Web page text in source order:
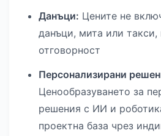
Данъци: Цените не
данъци, мита или
отговорност
Персонализирани
Ценообразуването за
решения с ИИ и
проектна база чрез